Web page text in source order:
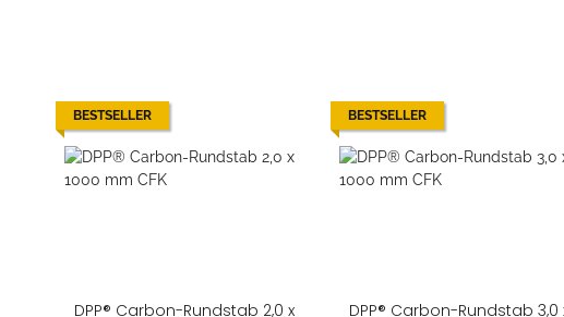
BESTSELLER
DPP® Carbon-Rundstab 2,0 x
BESTSELLER
DPP® Carbon-Rundstab 3,0